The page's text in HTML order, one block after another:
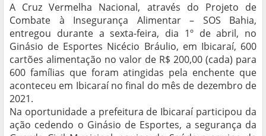
A Cruz Vermelha Nacional, através do Projeto de
Combate à Insegurança Alimentar – SOS Bahia,
entregou durante a sexta-feira, dia 1º de abril, no
Ginásio de Esportes Nicécio Bráulio, em Ibicaraí, 600
cartões alimentação no valor de R$ 200,00 (cada) para
600 famílias que foram atingidas pela enchente que
aconteceu em Ibicaraí no final do mês de dezembro de
2021.
Na oportunidade a prefeitura de Ibicaraí participou da
ação cedendo o Ginásio de Esportes, a segurança da